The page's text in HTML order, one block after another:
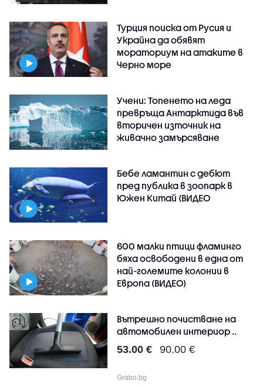
Турция поиска от Русия и
Украйна да обявят
мораториум на атаките в
Черно море
Учени: Топенето на леда
превръща Антарктида във
вторичен източник на
живачно замърсяване
Бебе ламантин с дебют
пред публика в зоопарк в
Южен Китай (ВИДЕО
600 малки птици фламинго
бяха освободени в една от
най-големите колонии в
Европа (ВИДЕО)
Вътрешно почистване на
автомобилен интериор ..
53.00 € 90.00 €
Grabo.bg